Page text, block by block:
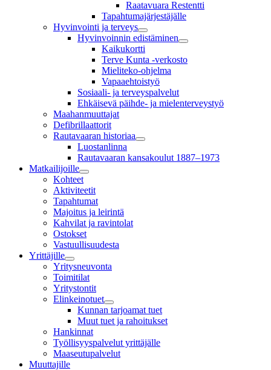
Raatavuara Restentti
Tapahtumajärjestäjälle
Hyvinvointi ja terveys
Hyvinvoinnin edistäminen
Kaikukortti
Terve Kunta -verkosto
Mieliteko-ohjelma
Vapaaehtoistyö
Sosiaali- ja terveyspalvelut
Ehkäisevä päihde- ja mielenterveystyö
Maahanmuuttajat
Defibrillaattorit
Rautavaaran historiaa
Luostanlinna
Rautavaaran kansakoulut 1887–1973
Matkailijoille
Kohteet
Aktiviteetit
Tapahtumat
Majoitus ja leirintä
Kahvilat ja ravintolat
Ostokset
Vastuullisuudesta
Yrittäjille
Yritysneuvonta
Toimitilat
Yritystontit
Elinkeinotuet
Kunnan tarjoamat tuet
Muut tuet ja rahoitukset
Hankinnat
Työllisyyspalvelut yrittäjälle
Maaseutupalvelut
Muuttajille